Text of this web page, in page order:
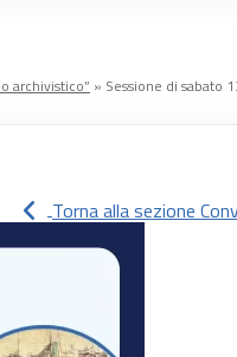
archivistico” » Sessione di sabato
Torna alla sezione